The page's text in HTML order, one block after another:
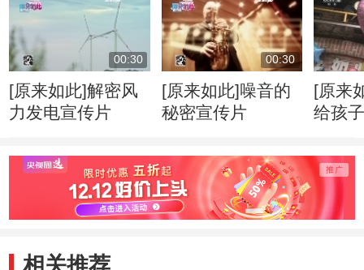
00:30
[原来如此]解密风
力发电宣传片
00:30
[原来如此]噪音的
秘密宣传片
[原来
给孩
相关推荐